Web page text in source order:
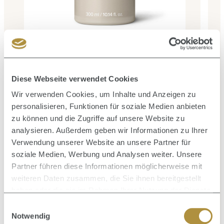
Diese Webseite verwendet Cookies
Wir verwenden Cookies, um Inhalte und Anzeigen zu
personalisieren, Funktionen für soziale Medien anbieten
zu können und die Zugriffe auf unsere Website zu
analysieren. Außerdem geben wir Informationen zu Ihrer
Verwendung unserer Website an unsere Partner für
soziale Medien, Werbung und Analysen weiter. Unsere
Partner führen diese Informationen möglicherweise mit
weiteren Daten zusammen, die Sie ihnen bereitgestellt
Notwendig
Durchschnittliche Bewertung von 5 von 5 Sternen
Classic Awapuhi Shampoo 300 ml
Inhalt: 0.3 Liter
(73,00 € / 1 Liter)
Regulärer Preis:
21,90 €
Produktgalerie überspringen
Zusammen kaufen mit